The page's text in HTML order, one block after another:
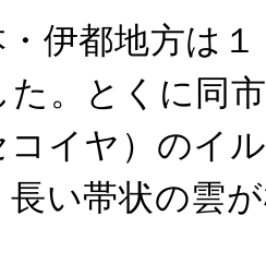
伊都地方は
た。とくに同
イヤ）のイ
長い帯状の雲